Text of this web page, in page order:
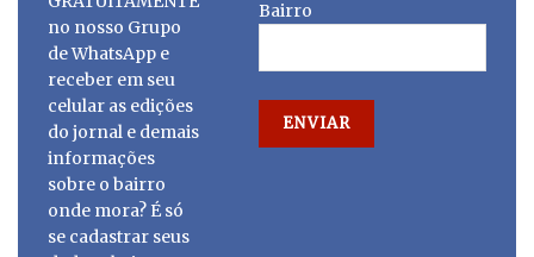
no nosso Grupo
de WhatsApp e
receber em seu
celular as edições
do jornal e demais
informações
sobre o bairro
onde mora? É só
se cadastrar seus
Bairro